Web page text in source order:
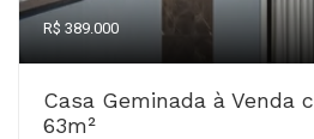
R$ 389.000
Casa Geminada à Venda
63m²